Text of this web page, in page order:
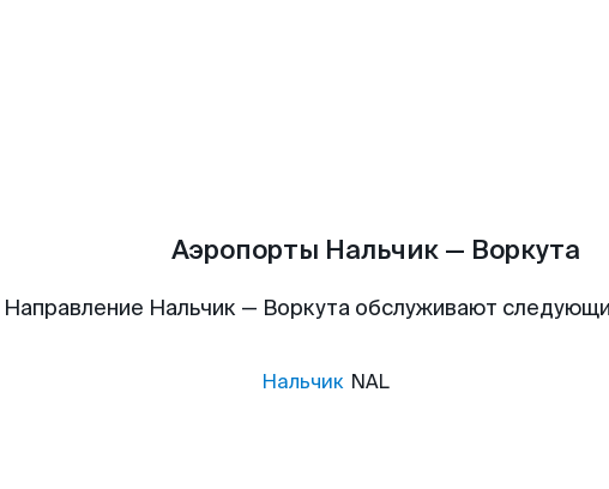
Аэропорты Нальчик — Воркута
Направление Нальчик — Воркута обслуживают
Нальчик NAL